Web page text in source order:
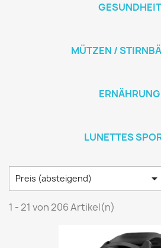
GESUNDHEIT
MÜTZEN /
ERNÄHRUNG
LUNETTES
Preis (absteigend) 
1 - 21 von 206 Artikel(n)